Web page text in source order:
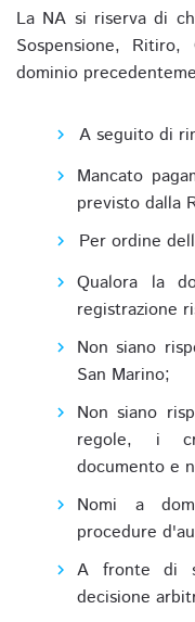
La NA si riserva di
Sospensione,
dominio
A seguito di
Mancato
previsto dalla
Per ordine
Qualora la
registrazione
Non siano
San Marino;
Non siano
regole, i
documento e
Nomi a
procedure
A fronte di
decisione